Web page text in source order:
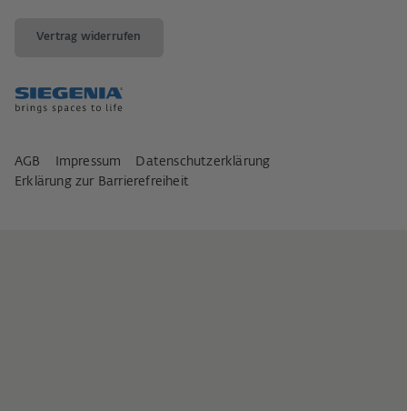
Vertrag widerrufen
AGB Impressum
Datenschutzerklärung
Erklärung zur Barrierefreiheit